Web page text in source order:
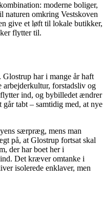
moderne boliger,
naturen omkring Vestskoven
give et løft til lokale butikker,
flytter til.
har i mange år haft
arbejderkultur, forstadsliv og
ind, og bybilledet ændrer
går tabt – samtidig med, at nye
særpræg, mens man
på, at Glostrup fortsat skal
der har boet her i
Det kræver omtanke i
isolerede enklaver, men